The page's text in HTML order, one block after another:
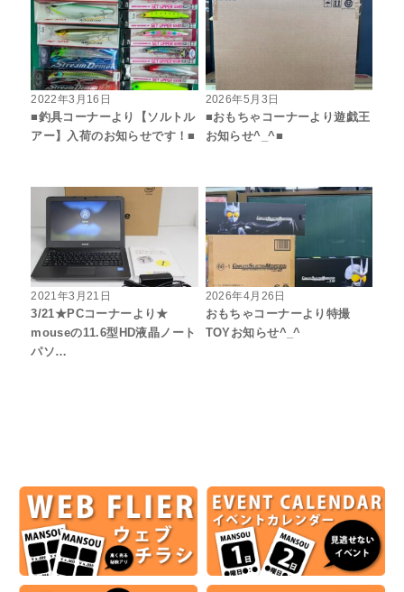
2022年3月16日
■釣具コーナーより【ソルトル
アー】入荷のお知らせです！■
2026年5月3日
■おもちゃコーナーより遊戯王
お知らせ^_^■
2021年3月21日
3/21★PCコーナーより★
mouseの11.6型HD液晶ノート
パソ…
2026年4月26日
おもちゃコーナーより特撮
TOYお知らせ^_^